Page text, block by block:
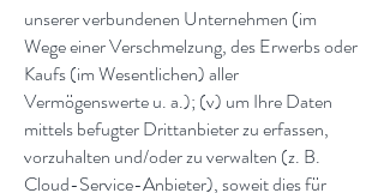
unserer verbundenen Unternehmen (im
Wege einer Verschmelzung, des Erwerbs oder
Kaufs (im Wesentlichen) aller
Vermögenswerte u. a.); (v) um Ihre Daten
mittels befugter Drittanbieter zu erfassen,
vorzuhalten und/oder zu verwalten (z. B.
Cloud-Service-Anbieter), soweit dies für